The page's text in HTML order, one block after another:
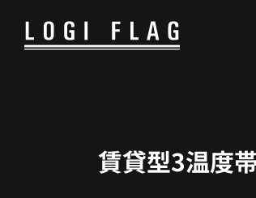
賃貸型3温度